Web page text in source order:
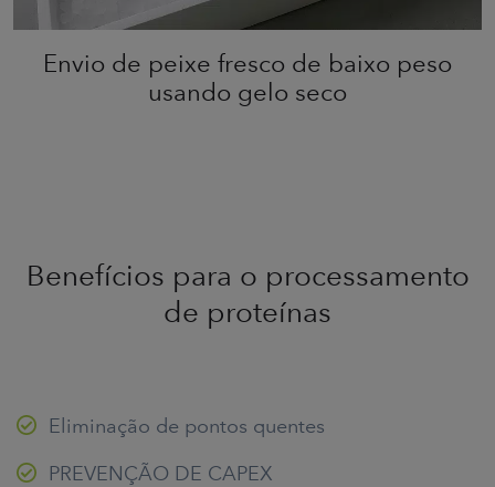
Envio de peixe fresco de baixo peso
usando gelo seco
Benefícios para o processamento
de proteínas
Eliminação de pontos quentes
PREVENÇÃO DE CAPEX